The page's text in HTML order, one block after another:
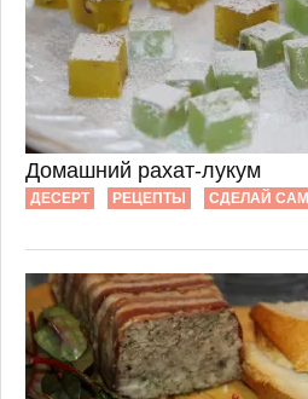
Домашний рахат-лукум
ДЕСЕРТ РЕЦЕПТЫ СДЕЛАЙ САМ